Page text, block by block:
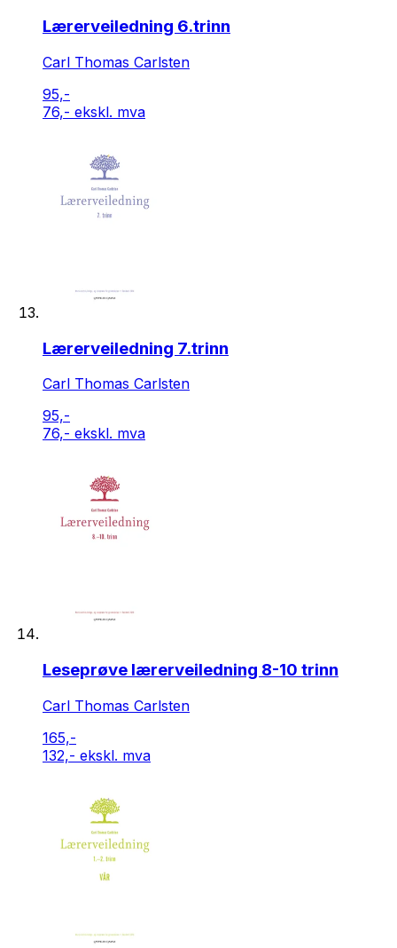
Lærerveiledning 6.trinn
Carl Thomas Carlsten
95,-
76,- ekskl. mva
Lærerveiledning 7.trinn
Carl Thomas Carlsten
95,-
76,- ekskl. mva
Leseprøve lærerveiledning 8-10 trinn
Carl Thomas Carlsten
165,-
132,- ekskl. mva